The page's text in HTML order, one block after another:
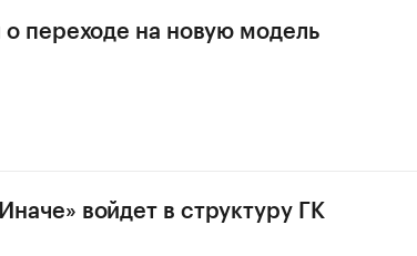
о переходе на новую модель
войдет в структуру ГК